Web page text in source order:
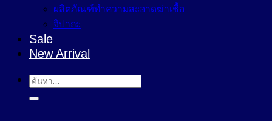
ผลิตภัณฑ์ทำความสะอาดฆ่าเชื้อ
จิปาถะ
Sale
New Arrival
ค้นหา: